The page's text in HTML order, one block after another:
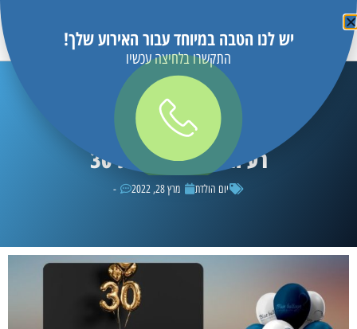
Blue Balloon
רעיונות ליום הולדת 30
יום הולדת מרץ 28, 2022 -
יש לנו הטבה במיוחד עבור האירוע שלך!
התקשרו בלחיצה עכשיו